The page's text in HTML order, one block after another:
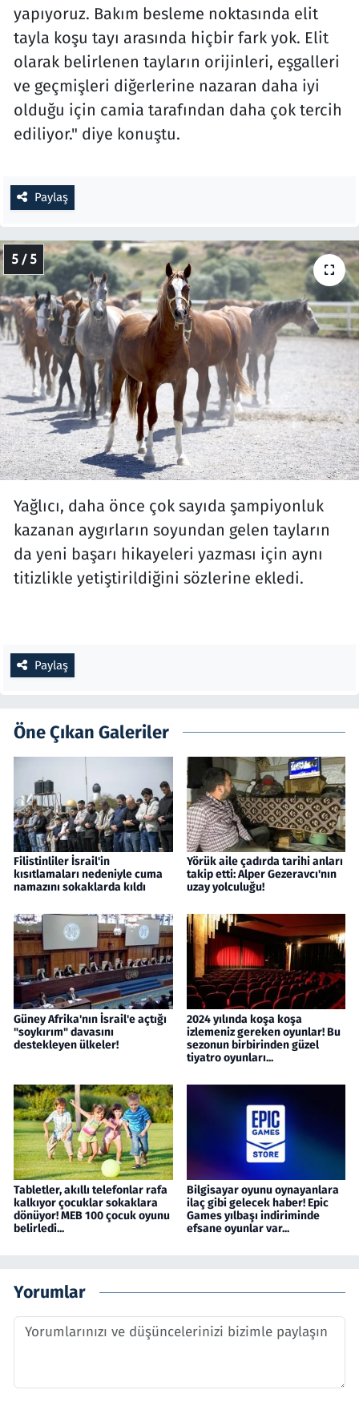
yapıyoruz. Bakım besleme noktasında elit
tayla koşu tayı arasında hiçbir fark yok. Elit
olarak belirlenen tayların orijinleri, eşgalleri
ve geçmişleri diğerlerine nazaran daha iyi
olduğu için camia tarafından daha çok tercih
ediliyor." diye konuştu.
Paylaş
5 / 5
Yağlıcı, daha önce çok sayıda şampiyonluk
kazanan aygırların soyundan gelen tayların
da yeni başarı hikayeleri yazması için aynı
titizlikle yetiştirildiğini sözlerine ekledi.
Paylaş
Öne Çıkan Galeriler
Filistinliler İsrail'in
kısıtlamaları nedeniyle cuma
namazını sokaklarda kıldı
Yörük aile çadırda tarihi anları
takip etti: Alper Gezeravcı'nın
uzay yolculuğu!
Güney Afrika'nın İsrail'e açtığı
"soykırım" davasını
destekleyen ülkeler!
2024 yılında koşa koşa
izlemeniz gereken oyunlar! Bu
sezonun birbirinden güzel
tiyatro oyunları...
Tabletler, akıllı telefonlar rafa
kalkıyor çocuklar sokaklara
dönüyor! MEB 100 çocuk oyunu
belirledi...
Bilgisayar oyunu oynayanlara
ilaç gibi gelecek haber! Epic
Games yılbaşı indiriminde
efsane oyunlar var...
Yorumlar